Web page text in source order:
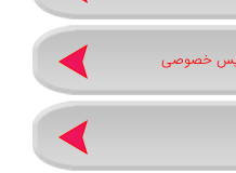
خصوصی